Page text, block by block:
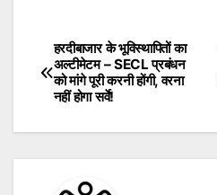
Post
navigation
हरदीबाजार के भूविस्थापितों का
अल्टीमेटम – SECL प्रबंधन
को मांगे पूरी करनी होंगी, वरना
नहीं होगा सर्वे!